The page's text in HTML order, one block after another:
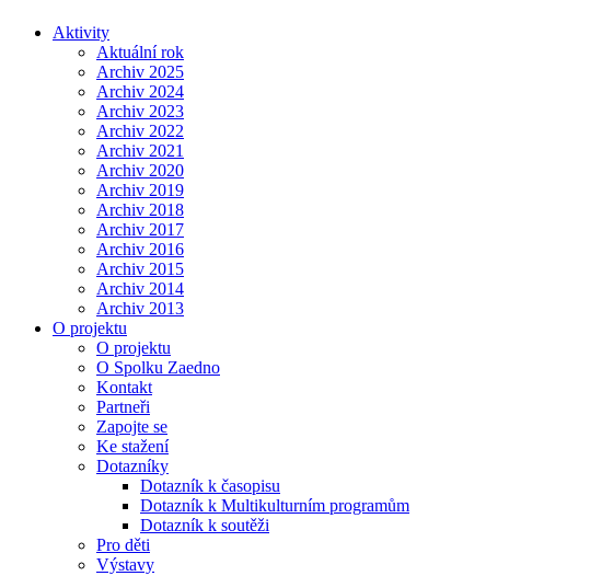
Aktivity
Aktuální rok
Archiv 2025
Archiv 2024
Archiv 2023
Archiv 2022
Archiv 2021
Archiv 2020
Archiv 2019
Archiv 2018
Archiv 2017
Archiv 2016
Archiv 2015
Archiv 2014
Archiv 2013
O projektu
O projektu
O Spolku Zaedno
Kontakt
Partneři
Zapojte se
Ke stažení
Dotazníky
Dotazník k časopisu
Dotazník k Multikulturním programům
Dotazník k soutěži
Pro děti
Výstavy